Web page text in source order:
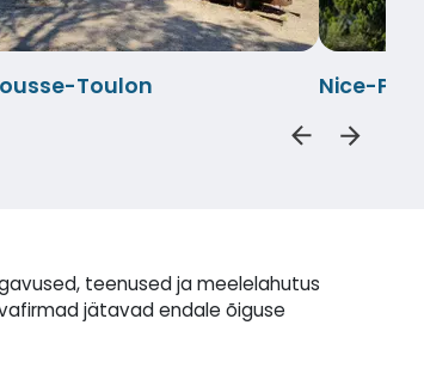
Toulon Nice-
teenused ja meelelahutus
jätavad endale õiguse